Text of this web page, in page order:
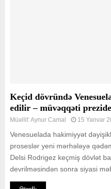
Keçid dövründə
edilir – müvəqqəti
Müəllif:Aynur Camal 15 Yanvar
Venesuelada hakimiyyət
proseslər yeni mərhələyə
Delsi Rodrigez keçmiş dövlət
devrilməsindən sonra siyasi